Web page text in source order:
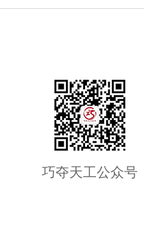
巧夺天工公众号